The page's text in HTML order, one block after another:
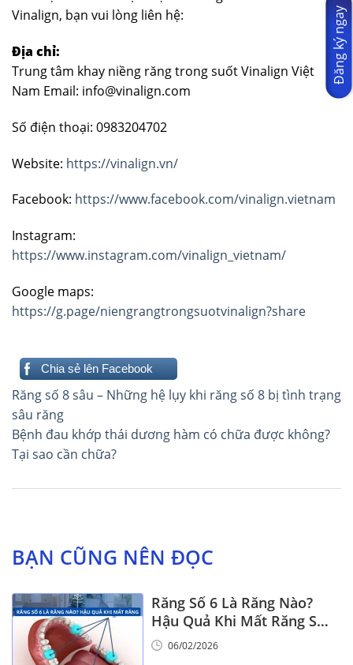
Vinalign, bạn vui lòng liên hệ:
Địa chỉ:
Trung tâm khay niềng răng trong suốt Vinalign Việt
Nam Email: info@vinalign.com
Số điện thoại: 0983204702
Website: https://vinalign.vn/
Facebook: https://www.facebook.com/vinalign.vietnam
Instagram:
https://www.instagram.com/vinalign_vietnam/
Google maps:
https://g.page/niengrangtrongsuotvinalign?share
Chia sẻ lên Facebook
Điều
hướng
bài
viết
Răng số 8 sâu – Những hệ lụy khi răng số 8 bị tình trạng
sâu răng
Bệnh đau khớp thái dương hàm có chữa được không?
Tại sao cần chữa?
BẠN CŨNG NÊN ĐỌC
Răng Số 6 Là Răng Nào?
Hậu Quả Khi Mất Răng Số
6
06/02/2026
Đăng ký ngay